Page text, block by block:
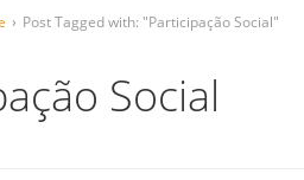
› Post Tagged with: "Participação Social"
Social